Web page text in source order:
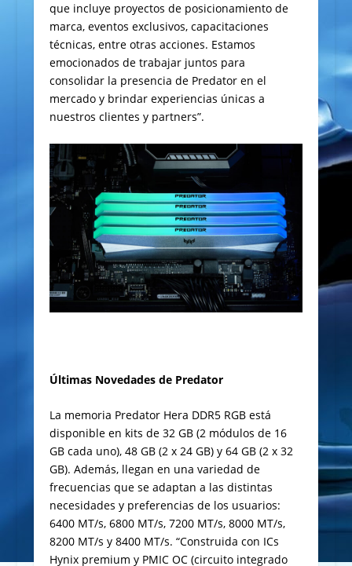
que incluye proyectos de posicionamiento de
marca, eventos exclusivos, capacitaciones
técnicas, entre otras acciones. Estamos
emocionados de trabajar juntos para
consolidar la presencia de Predator en el
mercado y brindar experiencias únicas a
nuestros clientes y partners”.
Últimas Novedades de Predator
La memoria Predator Hera DDR5 RGB está
disponible en kits de 32 GB (2 módulos de 16
GB cada uno), 48 GB (2 x 24 GB) y 64 GB (2 x 32
GB). Además, llegan en una variedad de
frecuencias que se adaptan a las distintas
necesidades y preferencias de los usuarios:
6400 MT/s, 6800 MT/s, 7200 MT/s, 8000 MT/s,
8200 MT/s y 8400 MT/s. “Construida con ICs
Hynix premium y PMIC OC (circuito integrado